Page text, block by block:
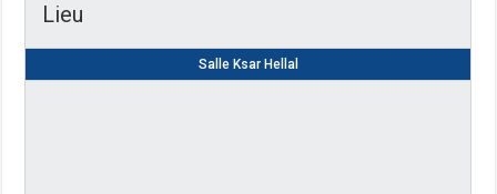
Lieu
Salle Ksar Hellal